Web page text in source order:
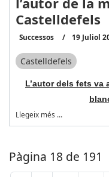
Castelldefels
Successos 19 Juliol
Castelldefels
L’autor dels fets va
Llegeix més …
Pàgina 18 de 191